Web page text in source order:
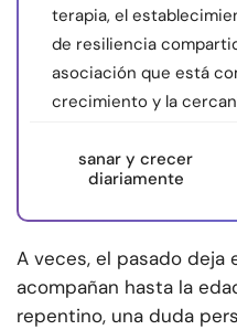
terapia, el
de resiliencia
asociación que está
crecimiento y la
sanar y crecer
diariamente
A veces, el pasado deja
acompañan hasta la
repentino, una duda